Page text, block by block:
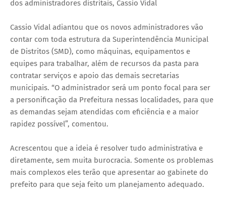
dos administradores distritais, Cassio Vidal
Cassio Vidal adiantou que os novos administradores vão
contar com toda estrutura da Superintendência Municipal
de Distritos (SMD), como máquinas, equipamentos e
equipes para trabalhar, além de recursos da pasta para
contratar serviços e apoio das demais secretarias
municipais. “O administrador será um ponto focal para ser
a personificação da Prefeitura nessas localidades, para que
as demandas sejam atendidas com eficiência e a maior
rapidez possível”, comentou.
Acrescentou que a ideia é resolver tudo administrativa e
diretamente, sem muita burocracia. Somente os problemas
mais complexos eles terão que apresentar ao gabinete do
prefeito para que seja feito um planejamento adequado.